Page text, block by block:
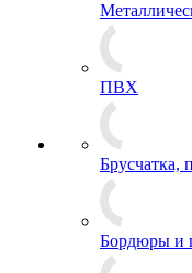
ПВХ
Брусчатка,
Бордюры и